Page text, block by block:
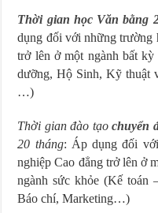
Thời gian học Văn bằng
dụng đối với những trường
trở lên ở một ngành bất
dưỡng, Hộ Sinh, Kỹ thuật
…)
Thời gian đào tạochuyển
20 tháng: Áp dụng đối
nghiệp Cao đẳng trở lên ở
ngành sức khỏe (Kế toán
Báo chí, Marketing…)